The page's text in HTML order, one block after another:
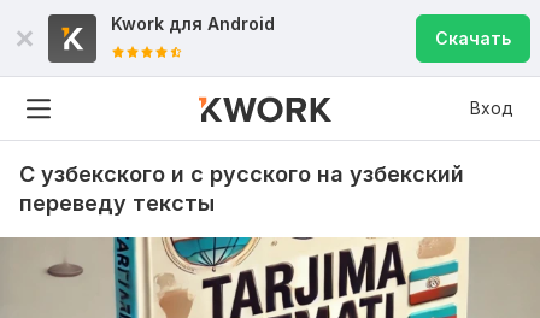
Kwork для Android
Скачать
Вход
С узбекского и с русского на узбекский
переведу тексты